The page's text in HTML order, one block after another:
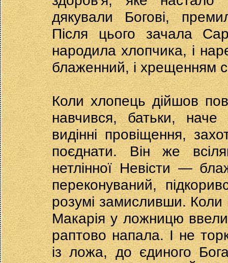
дякували Богові,
Після цього зачала
народила хлопчика, і
блаженний, і хрещенням
Коли хлопець дійшов
навчився, батьки,
видінні провіщення,
поєднати. Він же
нетлінної Невісти —
переконуваний,
розумі замисливши. Коли
Макарія у ложницю
раптово напала. І не
із ложа, до єдиного